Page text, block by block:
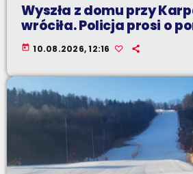
Wyszła z domu przy
wróciła. Policja prosi o
today 10.08.2026, 12:16